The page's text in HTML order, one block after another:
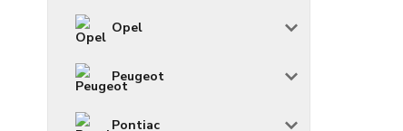
Opel
Peugeot
Pontiac